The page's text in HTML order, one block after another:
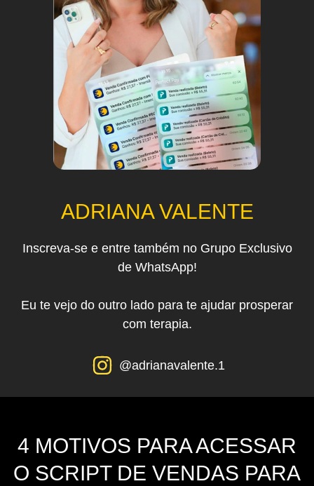
ADRIANA VALENTE
Inscreva-se e entre também no Grupo Exclusivo
de WhatsApp!
Eu te vejo do outro lado para te ajudar prosperar
com terapia.
@adrianavalente.1
4 MOTIVOS PARA ACESSAR
O SCRIPT DE VENDAS PARA